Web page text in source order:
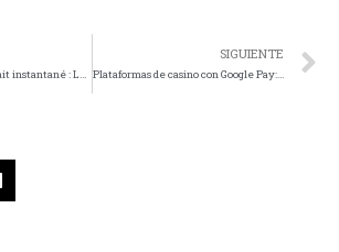
Casino en ligne retrait instantané : La rapidité au bénéfice de vos gains
SIGUIENTE
Plataformas de casino con Google Pay: La Transformación del Pago Digital en el Gaming Online